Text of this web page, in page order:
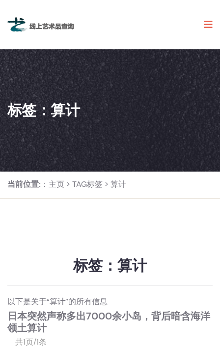
标签：算计
当前位置: ： 主页 > TAG标签 > 算计
标签：算计
以下是关于“算计”的所有信息
日本突然声称多出7000余小岛，背后暗含海洋
领土算计
共1页/1条